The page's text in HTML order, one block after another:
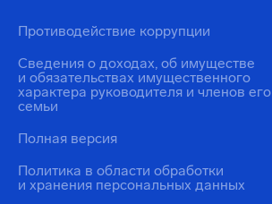
Политика в области обработки
и хранения персональных данных
Противодействие коррупции
Сведения о доходах, об имуществе
и обязательствах имущественного
характера руководителя и членов его
семьи
Полная версия